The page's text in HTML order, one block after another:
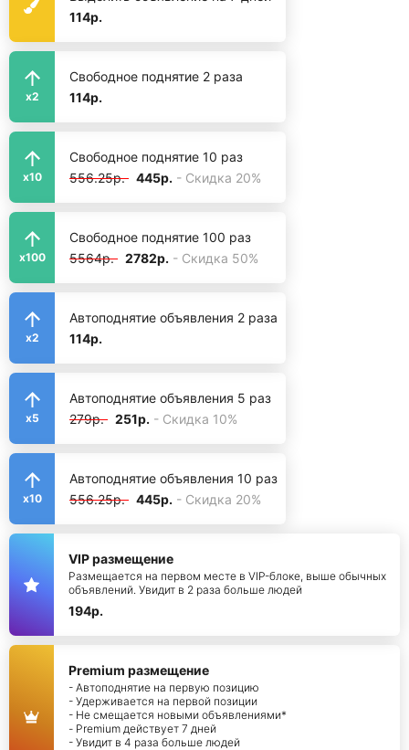
114р.
x2
Свободное поднятие 2 раза
114р.
x10
Свободное поднятие 10 раз
556.25р. 445р. - Скидка 20%
x100
Свободное поднятие 100 раз
5564р. 2782р. - Скидка 50%
x2
Автоподнятие объявления 2 раза
114р.
x5
Автоподнятие объявления 5 раз
279р. 251р. - Скидка 10%
x10
Автоподнятие объявления 10 раз
556.25р. 445р. - Скидка 20%
VIP размещение
Размещается на первом месте в VIP-блоке, выше обычных
объявлений. Увидит в 2 раза больше людей
194р.
Premium размещение
- Автоподнятие на первую позицию
- Удерживается на первой позиции
- Не смещается новыми объявлениями*
- Premium действует 7 дней
- Увидит в 4 раза больше людей